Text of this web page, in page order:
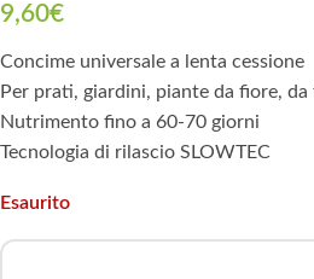
9,60€
Concime universale a lenta cessione
Per prati, giardini, piante da fiore,
Nutrimento fino a 60-70 giorni
Tecnologia di rilascio SLOWTEC
Esaurito